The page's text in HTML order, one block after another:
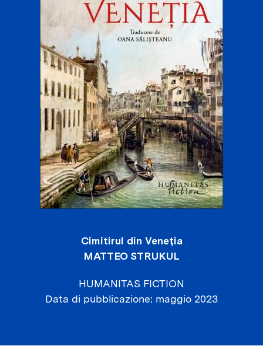
Cimitirul din Veneţia
MATTEO STRUKUL
HUMANITAS FICTION
Data di pubblicazione maggio 2023